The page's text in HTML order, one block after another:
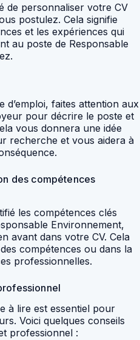
de personnaliser votre CV
postulez. Cela signifie
et les expériences qui
au poste de Responsable
d’emploi, faites attention aux
pour décrire le poste et
vous donnera une idée
recherche et vous aidera à
des compétences
les compétences clés
Environnement,
avant dans votre CV. Cela
compétences ou dans la
professionnelles.
à lire est essentiel pour
Voici quelques conseils
professionnel :